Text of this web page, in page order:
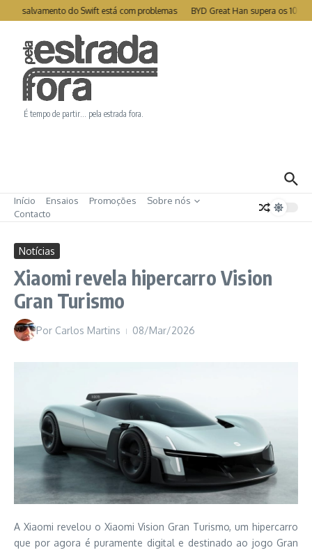
Ir para o conteúdo
de salvamento do Swift está com problemas BYD Great Han supera os
É tempo de partir… pela estrada fora.
Início Ensaios Promoções
Sobre nós
Contacto
Notícias
Xiaomi revela hipercarro Vision
Gran Turismo
Por Carlos Martins 08/Mar/2026
A Xiaomi revelou o Xiaomi Vision Gran Turismo, um hipercarro
que por agora é puramente digital e destinado ao jogo Gran